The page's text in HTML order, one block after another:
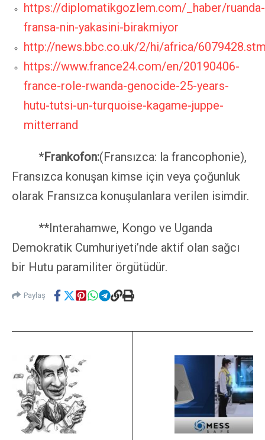
https://diplomatikgozlem.com/_haber/ruanda-
fransa-nin-yakasini-birakmiyor
http://news.bbc.co.uk/2/hi/africa/
https://www.france24.com/en/20190406-
france-role-rwanda-genocide-25-years-
hutu-tutsi-un-turquoise-kagame-juppe-
mitterrand
*Frankofon:(Fransızca: la francophonie),
Fransızca konuşan kimse için veya çoğunluk
olarak Fransızca konuşulanlara verilen isimdir.
**Interahamwe, Kongo ve Uganda
Demokratik Cumhuriyeti’nde aktif olan sağcı
bir Hutu paramiliter örgütüdür.
Paylaş